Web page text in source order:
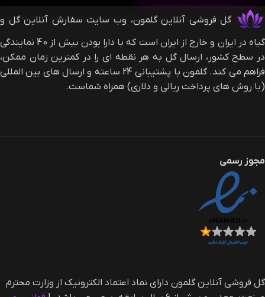
گل فروشی آنلاین گلمون، وب سایت سفارش آنلاین گل و
گیاه در ایران و خارج از ایران است که با دارا بودن بیش از 40 نمایندگی
در سطح کشور، ارسال گل به هر نقطه ای را در کمترین زمان ممکن،
فراهم می کند. گلمون با پشتیبانی 24 ساعته و ارسال های بین المللی
(با روش های پرداخت ریالی و دلاری) همراه شماست.
مجوز رسمی
گل فروشی آنلاین گلمون دارای نماد اعتماد الکترونیک از وزارت محترم